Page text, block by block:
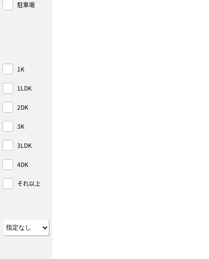
駐車場
1K
1LDK
2DK
3K
3LDK
4DK
それ以上